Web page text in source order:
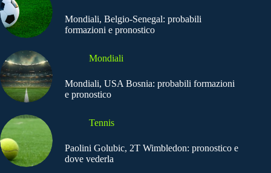
Mondiali, Belgio-Senegal: probabili
formazioni e pronostico
Mondiali
Mondiali, USA Bosnia: probabili formazioni
e pronostico
Tennis
Paolini Golubic, 2T Wimbledon: pronostico e
dove vederla